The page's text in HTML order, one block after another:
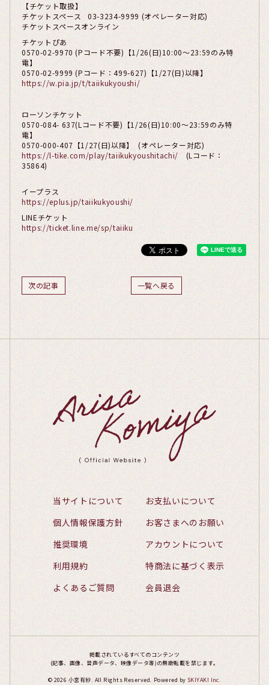
【チケット取扱】
チケットスペース 03-3234-9999 (オペレーター対応)
チケットスペースオンライン
チケットぴあ
0570-02-9970 (Pコード不要)【1/26(日)10:00～23:59のみ特
電】
0570-02-9999 (Pコード：499-627)【1/27(日)以降】
https://w.pia.jp/t/taiikukyoushi/
ローソンチケット
0570-084- 637(Lコード不要)【1/26(日)10:00～23:59のみ特
電】
0570-000-407【1/27(日)以降】 (オペレーター対応)
https://l-tike.com/play/taiikukyoushitachi/ (Lコード：
35864)
イープラス
https://eplus.jp/taiikukyoushi/
LINEチケット
https://ticket.line.me/sp/taiiku
次の記事 一覧へ戻る
当サイトについて
お支払いについて
個人情報保護方針
お客さまへのお願い
推奨環境
アカウントについて
利用規約
特商法に基づく表示
よくあるご質問
会員退会
掲載されているすべてのコンテンツ
(記事、画像、音声データ、映像データ等)の無断転載を禁じます。
© 2026 小宮有紗. All Rights Reserved. Powered by SKIYAKI Inc.